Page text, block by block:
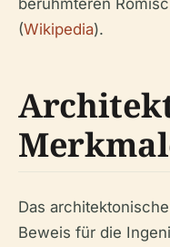
(Wikipedia).
Das
Beweis für die